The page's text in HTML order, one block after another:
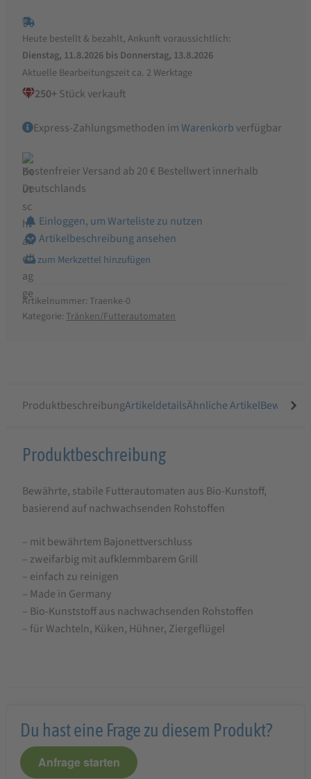
Wachteln,
Ziergeflügel,
Küken,
hergestellt
in
Menge
Heute bestellt & bezahlt, Ankunft voraussichtlich:
Dienstag, 11.8.2026 bis Donnerstag, 13.8.2026
Aktuelle Bearbeitungszeit ca. 2 Werktage
250+Stück verkauft
Express-Zahlungsmethoden imWarenkorb verfügbar
Kostenfreier Versand ab 20 € Bestellwert innerhalb
Deutschlands
Einloggen, um Warteliste zu nutzen
Artikelbeschreibung ansehen
Artikelnummer: Traenke-0
Kategorie: Tränken/Futterautomaten
ProduktbeschreibungArtikeldetailsÄhnliche Artikel
Produktbeschreibung
Bio
Geflügeltränke,
für
Wachteln,
Ziergeflügel,
Küken,
hergestellt
Produktbeschreibung
Bewährte, stabile Futterautomaten aus Bio-Kunstoff,
basierend auf nachwachsenden Rohstoffen
– mit bewährtem Bajonettverschluss
– zweifarbig mit aufklemmbarem Grill
– einfach zu reinigen
– Made in Germany
– Bio-Kunststoff aus nachwachsenden Rohstoffen
– für Wachteln, Küken, Hühner, Ziergeflügel
Du hast eine Frage zu diesem Produkt?
Anfrage starten